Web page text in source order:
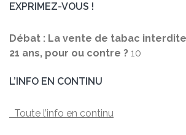
EXPRIMEZ-VOUS !
Débat : La vente de tabac
21 ans, pour ou contre ? 10
L’INFO EN CONTINU
Toute l’info en continu